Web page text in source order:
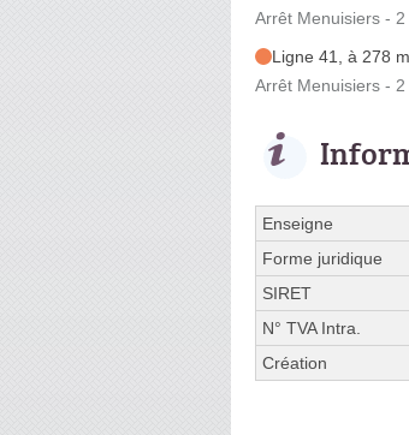
Arrêt Menuisiers -
Ligne 41, à 278 m
Arrêt Menuisiers -
Enseigne
Forme juridique
SIRET
N° TVA Intra.
Création